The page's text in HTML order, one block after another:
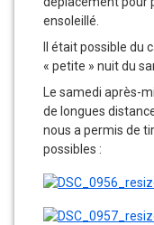
ensoleillé.
Il était possible du
« petite » nuit du
Le samedi après-
de longues
nous a permis de
possibles :